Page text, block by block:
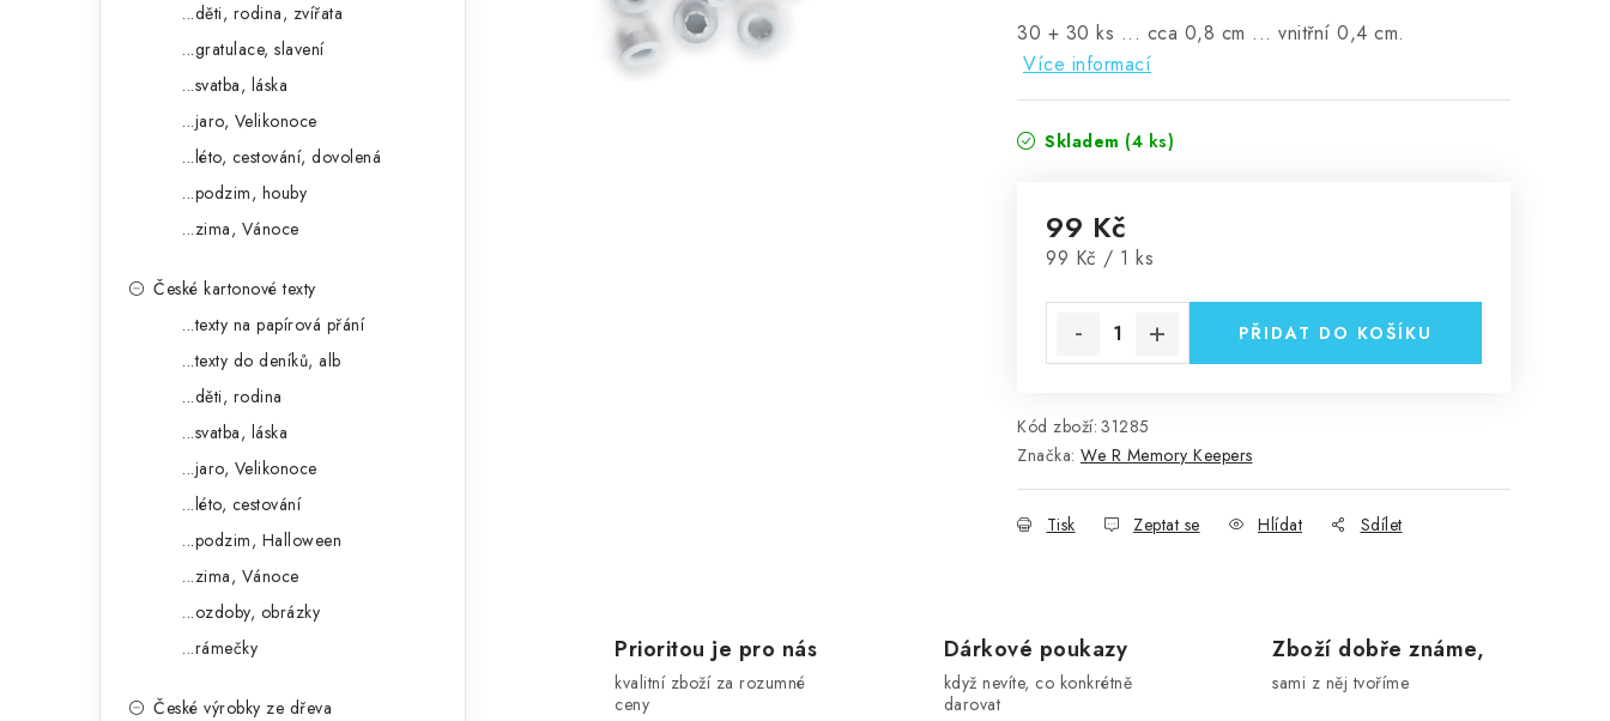
...děti, rodina, zvířata
...gratulace, slavení
...svatba, láska
...jaro, Velikonoce
...léto, cestování, dovolená
...podzim, houby
...zima, Vánoce
České kartonové texty
...texty na papírová přání
...texty do deníků, alb
...děti, rodina
...svatba, láska
...jaro, Velikonoce
...léto, cestování
...podzim, Halloween
...zima, Vánoce
...ozdoby, obrázky
...rámečky
České výrobky ze dřeva
30 + 30 ks ... cca 0,8 cm ... vnitřní 0,4 cm.
Více informací
Skladem (4 ks)
99 Kč
Měrná cena:
99 Kč / 1 ks
PŘIDAT DO KOŠÍKU
Kód zboží: 31285
Značka: We R Memory Keepers
Tisk Zeptat se Hlídat Sdílet
Prioritou je pro nás
kvalitní zboží za rozumné
ceny
Dárkové poukazy
když nevíte, co konkrétně
darovat
Zboží dobře známe,
sami z něj tvoříme